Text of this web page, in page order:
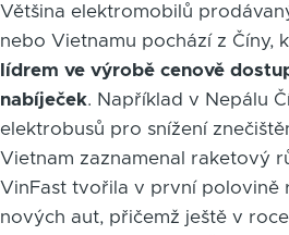
Většina elektromobilů
nebo Vietnamu pochází z Číny,
lídrem ve výrobě cenově
nabíječek. Například v Nepálu
elektrobusů pro snížení
Vietnam zaznamenal raketový
VinFast tvořila v první polovině
nových aut, přičemž ještě v